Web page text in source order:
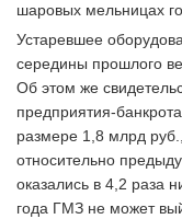
шаровых мельницах
Устаревшее
середины прошлого
Об этом же
предприятия-
размере 1,8 млрд
относительно
оказались в 4,2 раза
года ГМЗ не может